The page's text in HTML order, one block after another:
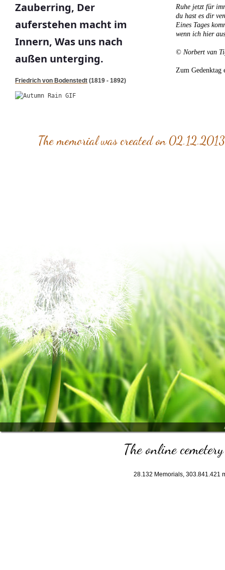
Zauberring, Der
auferstehen macht im
Innern, Was uns nach
außen unterging.
Friedrich von Bodenstedt (1819 - 1892)
Ruhe jetzt für
du hast es dir
Eines Tages
wenn ich hier
© Norbert van
Zum
The memorial was created on
The online
28.132 Memorials, 303.841.421